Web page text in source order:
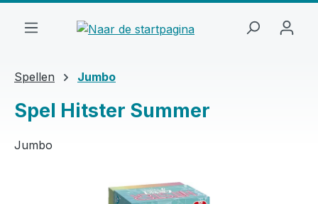
Spellen Jumbo
Spel Hitster Summer
Jumbo